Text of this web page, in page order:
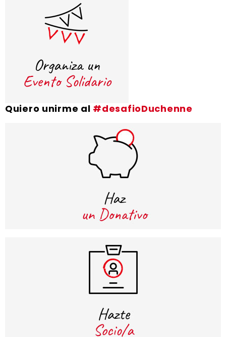
Quiero unirme al #desafioDuchenne